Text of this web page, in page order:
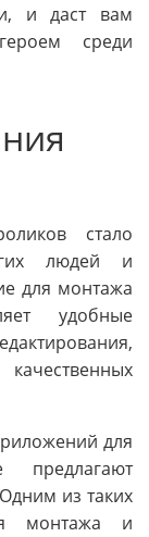
и даст вам
среди
стало
людей и
для монтажа
удобные
для
предлагают
из таких
монтажа и